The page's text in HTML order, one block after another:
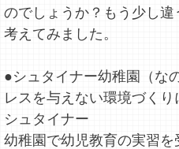
のでしょうか？もう少し
考えてみました。
●シュタイナー幼稚園（な
レスを与えない環境づく
シュタイナー
幼稚園で幼児教育の実習